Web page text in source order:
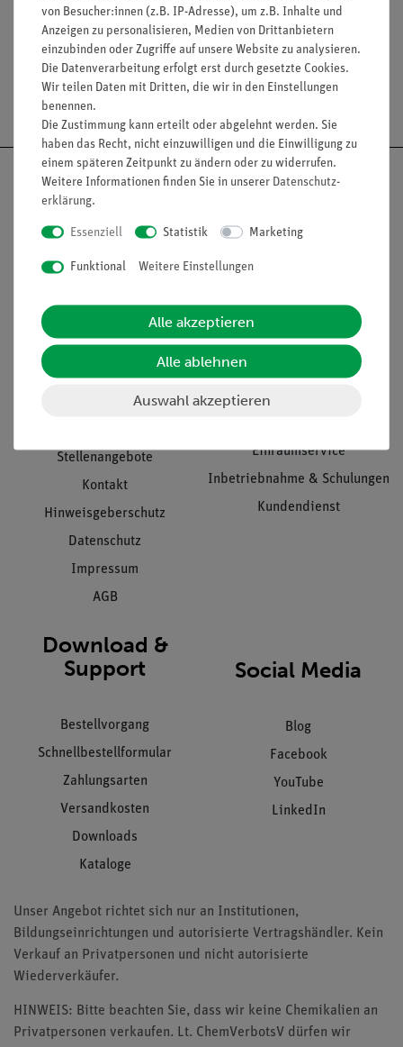
Zielgruppe: ab 8. Schuljahr
Versandkostenfrei ab 300,- €
Nach oben
Informationen
Projekte und Lösungen
Stellenangebote
Kontakt
Hinweisgeberschutz
Datenschutz
Impressum
AGB
Übersicht Service
Beratung & Showroom
Einräumservice
Inbetriebnahme & Schulungen
Kundendienst
Download &
Support
Bestellvorgang
Schnellbestellformular
Zahlungsarten
Versandkosten
Downloads
Kataloge
Social Media
Blog
Facebook
YouTube
LinkedIn
Unser Angebot richtet sich nur an Institutionen,
Bildungseinrichtungen und autorisierte Vertragshändler. Kein
Verkauf an Privatpersonen und nicht autorisierte
Wiederverkäufer.
HINWEIS: Bitte beachten Sie, dass wir keine Chemikalien an
Privatpersonen verkaufen. Lt. ChemVerbotsV dürfen wir
von Besucher:innen (z.B. IP-Adresse), um z.B. Inhalte und
Anzeigen zu personalisieren, Medien von Drittanbietern
einzubinden oder Zugriffe auf unsere Website zu analysieren.
Die Datenverarbeitung erfolgt erst durch gesetzte Cookies.
Wir teilen Daten mit Dritten, die wir in den Einstellungen
benennen.
Die Zustimmung kann erteilt oder abgelehnt werden. Sie
haben das Recht, nicht einzuwilligen und die Einwilligung zu
einem späteren Zeitpunkt zu ändern oder zu widerrufen.
Weitere Informationen finden Sie in unserer Daten­schutz­
erklärung.
Essenziell Statistik Marketing
Funktional Weitere Einstellungen
Alle akzeptieren
Alle ablehnen
Auswahl akzeptieren